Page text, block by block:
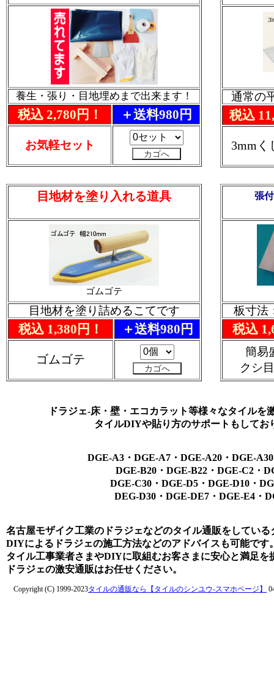
Copyright (C) 1999-2023タイルの通販なら【タイルのシンユウ-スマホページ】
ドラジェ-床・壁・エコカラット等様々なタイルを
タイルDIYや貼り方のサポートもしてお
名古屋モザイク工業のドラジェなどのタイル通販をしてい
DIYによるドラジェの施工方法などのアドバイスも可能です
タイル工事業者さまやDIYに取組むお客さまに安心と満足を
ドラジェの激安通販はお任せください。
DGE-A3・DGE-A7・DGE-A20・DGE-
DGE-B20・DGE-B22・DGE-C2・
DGE-C30・DGE-D5・DGE-D10・
DEG-D30・DGE-DE7・DGE-E4・
通常の
税込
3mmく
目地材を塗り入れる道具
ゴムゴテ
目地材を塗り詰めるこてです
税込 1,380円！ ＋送料980円
ゴムゴテ
張
板寸法
税込
簡易
クシ
養生・張り・目地埋めまで出来ます！
税込 2,780円！ ＋送料980円
お気軽セット